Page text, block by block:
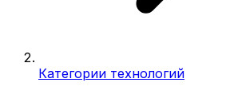
Категории технологий